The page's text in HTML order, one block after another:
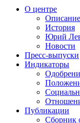
О центре
Описание
История
Юрий
Новости
Пресс-выпуски
Индикаторы
Публикации
Сборник